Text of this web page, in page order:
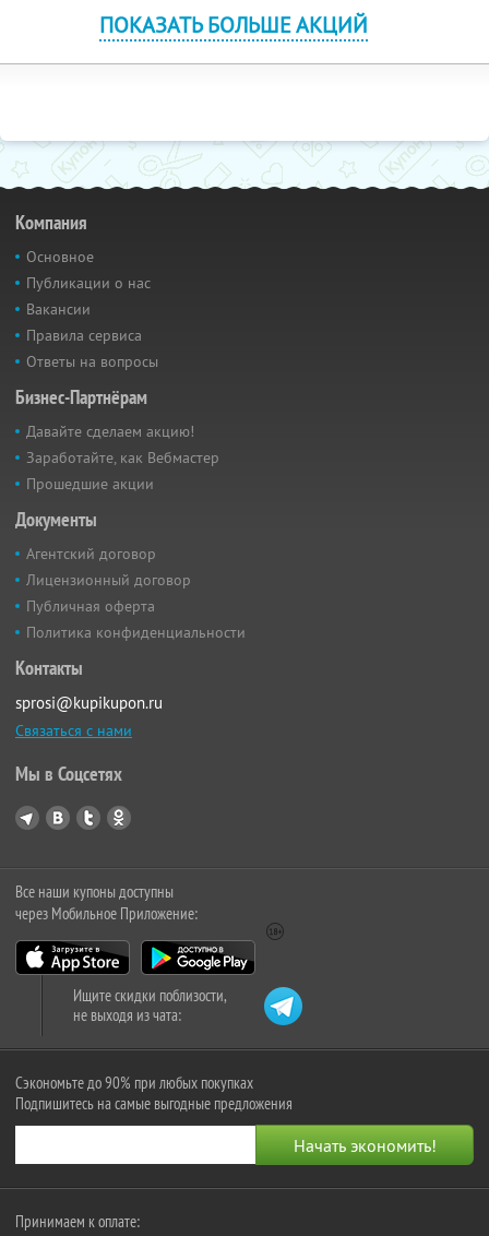
ПОКАЗАТЬ БОЛЬШЕ АКЦИЙ
Компания
Основное
Публикации о нас
Вакансии
Правила сервиса
Ответы на вопросы
Бизнес-Партнёрам
Давайте сделаем акцию!
Заработайте, как Вебмастер
Прошедшие акции
Документы
Агентский договор
Лицензионный договор
Публичная оферта
Политика конфиденциальности
Контакты
sprosi@kupikupon.ru
Связаться с нами
Мы в Соцсетях
Все наши купоны доступны
через Мобильное Приложение:
Ищите скидки поблизости,
не выходя из чата:
Сэкономьте до 90% при любых покупках
Подпишитесь на самые выгодные предложения
Принимаем к оплате: